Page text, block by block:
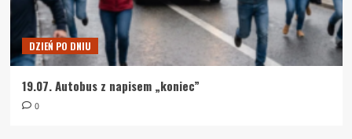
DZIEŃ PO DNIU
19.07. Autobus z napisem „koniec”
0